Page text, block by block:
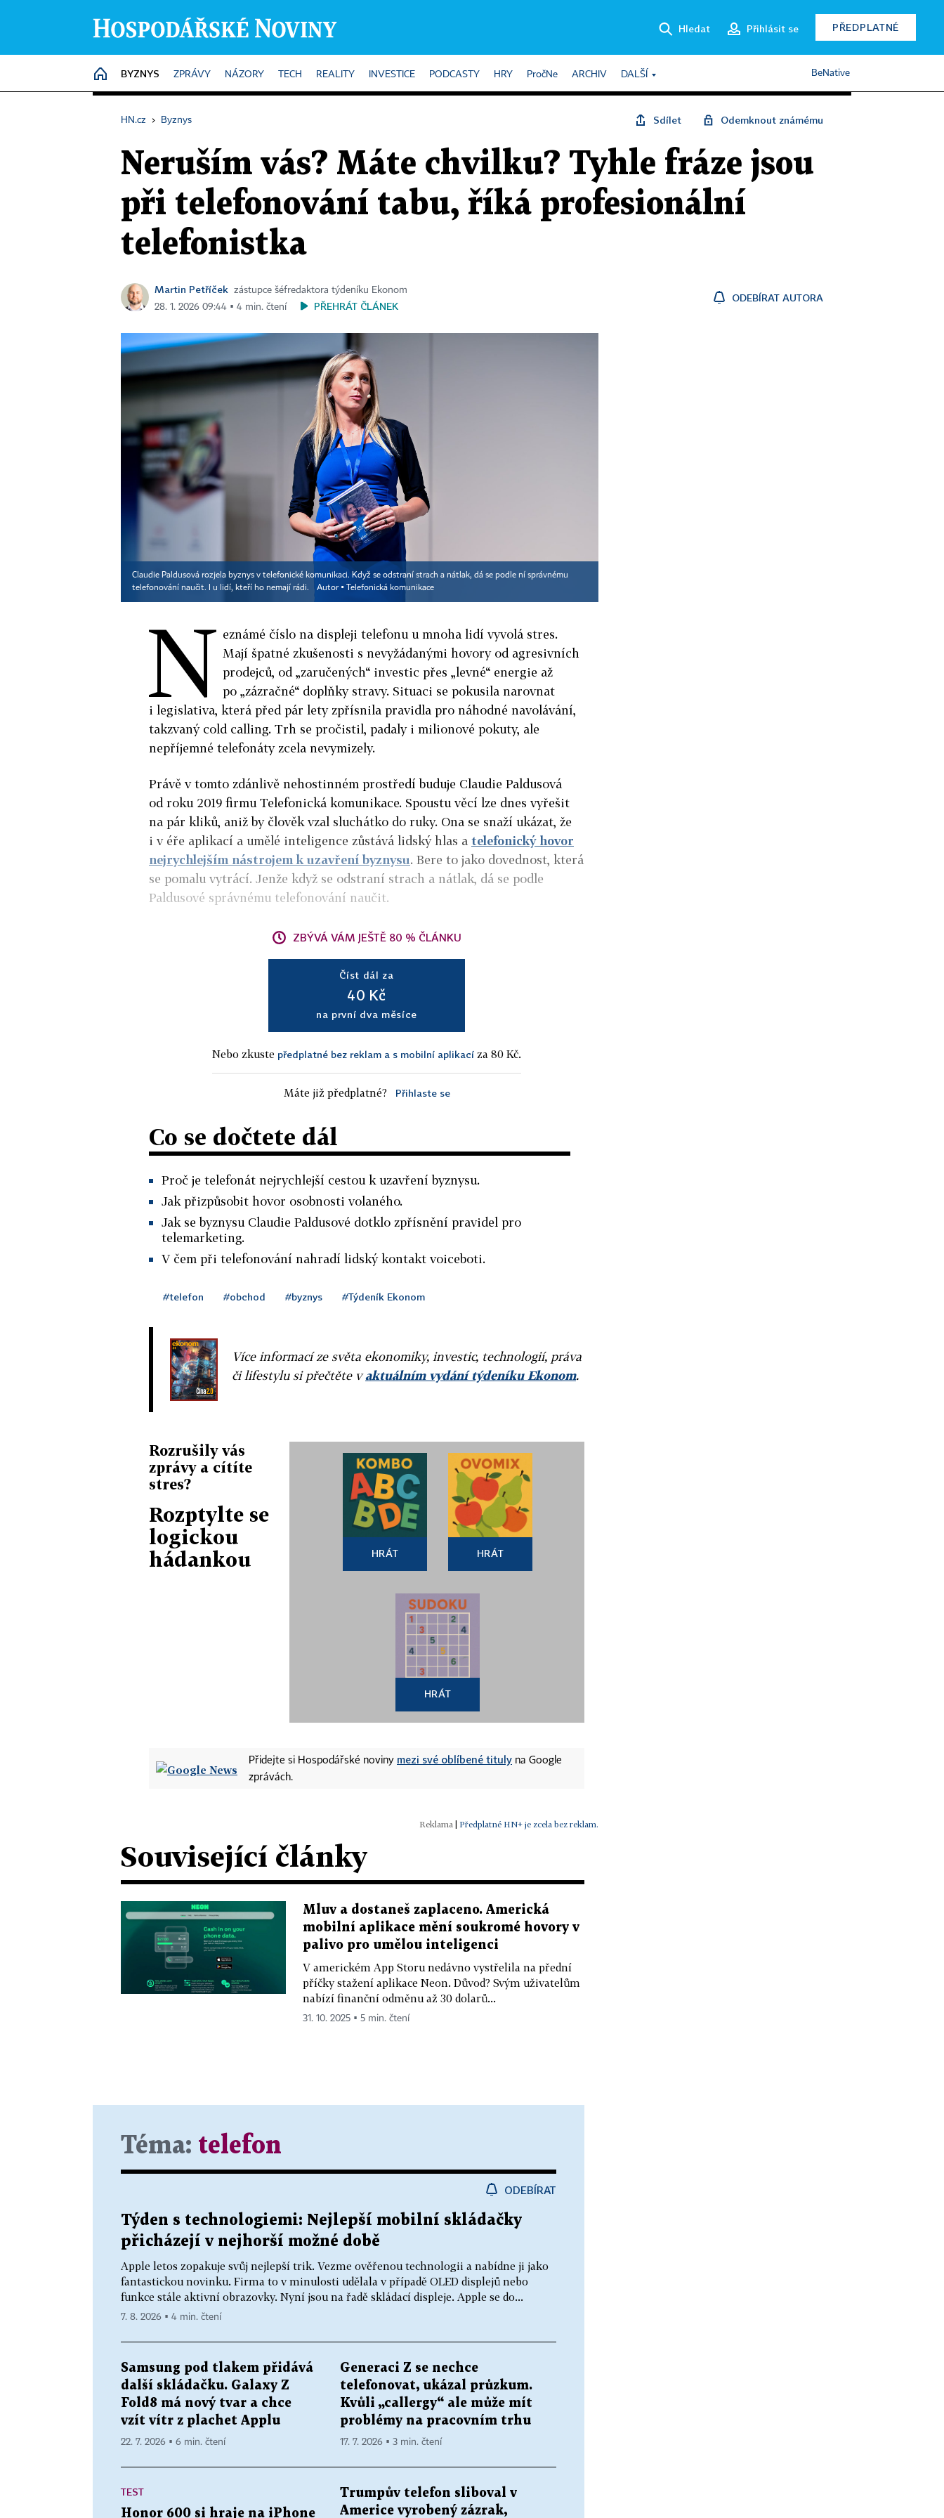
Hledat Přihlásit se PŘEDPLATNÉ
HOME
BYZNYS ZPRÁVY NÁZORY TECH REALITY INVESTICE PODCASTY HRY PročNe ARCHIV DALŠÍ BeNative
HN.cz › Byznys Sdílet Odemknout známému
Neruším vás? Máte chvilku? Tyhle fráze jsou
při telefonování tabu, říká profesionální
telefonistka
Martin Petříček
zástupce šéfredaktora týdeníku Ekonom
28. 1. 2026 09:44 ▪ 4 min. čtení
PŘEHRÁT ČLÁNEK
ODEBÍRAT AUTORA
Claudie Paldusová rozjela byznys v telefonické komunikaci. Když se odstraní strach a nátlak, dá se podle ní správnému
telefonování naučit. I u lidí, kteří ho nemají rádi.
Autor ▪ Telefonická komunikace
N eznámé číslo na displeji telefonu u mnoha lidí vyvolá stres.
Mají špatné zkušenosti s nevyžádanými hovory od agresivních
prodejců, od „zaručených“ investic přes „levné“ energie až
po „zázračné“ doplňky stravy. Situaci se pokusila narovnat
i legislativa, která před pár lety zpřísnila pravidla pro náhodné navolávání,
takzvaný cold calling. Trh se pročistil, padaly i milionové pokuty, ale
nepříjemné telefonáty zcela nevymizely.
Právě v tomto zdánlivě nehostinném prostředí buduje Claudie Paldusová
od roku 2019 firmu Telefonická komunikace. Spoustu věcí lze dnes vyřešit
na pár kliků, aniž by člověk vzal sluchátko do ruky. Ona se snaží ukázat, že
i v éře aplikací a umělé inteligence zůstává lidský hlas a telefonický hovor
nejrychlejším nástrojem k uzavření byznysu. Bere to jako dovednost, která
se pomalu vytrácí. Jenže když se odstraní strach a nátlak, dá se podle
Paldusové správnému telefonování naučit.
ZBÝVÁ VÁM JEŠTĚ 80 % ČLÁNKU
Číst dál za
40 Kč
na první dva měsíce
Nebo zkuste předplatné bez reklam a s mobilní aplikací za 80 Kč.
Máte již předplatné? Přihlaste se
Co se dočtete dál
Proč je telefonát nejrychlejší cestou k uzavření byznysu.
Jak přizpůsobit hovor osobnosti volaného.
Jak se byznysu Claudie Paldusové dotklo zpřísnění pravidel pro
telemarketing.
V čem při telefonování nahradí lidský kontakt voiceboti.
#telefon #obchod #byznys #Týdeník Ekonom
Více informací ze světa ekonomiky, investic, technologií, práva
či lifestylu si přečtěte vaktuálním vydání týdeníku Ekonom.
Rozrušily vás
zprávy a cítíte
stres?
Rozptylte se
logickou
hádankou
HRÁT HRÁT
HRÁT
Přidejte si Hospodářské noviny mezi své oblíbené tituly na Google
zprávách.
| Předplatné HN+ je zcela bez reklam.
Související články
Mluv a dostaneš zaplaceno. Americká
mobilní aplikace mění soukromé hovory v
palivo pro umělou inteligenci
V americkém App Storu nedávno vystřelila na přední
příčky stažení aplikace Neon. Důvod? Svým uživatelům
nabízí finanční odměnu až 30 dolarů...
31. 10. 2025 ▪ 5 min. čtení
Téma: telefon
ODEBÍRAT
Týden s technologiemi: Nejlepší mobilní skládačky
přicházejí v nejhorší možné době
Apple letos zopakuje svůj nejlepší trik. Vezme ověřenou technologii a nabídne ji jako
fantastickou novinku. Firma to v minulosti udělala v případě OLED displejů nebo
funkce stále aktivní obrazovky. Nyní jsou na řadě skládací displeje. Apple se do...
7. 8. 2026 ▪ 4 min. čtení
Samsung pod tlakem přidává
další skládačku. Galaxy Z
Fold8 má nový tvar a chce
vzít vítr z plachet Applu
22. 7. 2026 ▪ 6 min. čtení
Generaci Z se nechce
telefonovat, ukázal průzkum.
Kvůli „callergy“ ale může mít
problémy na pracovním trhu
17. 7. 2026 ▪ 3 min. čtení
TEST
Honor 600 si hraje na iPhone
Trumpův telefon sliboval v
Americe vyrobený zázrak,